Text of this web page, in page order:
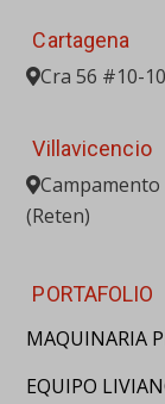
Cartagena
Cra 56 #10-
Villavicencio
Campamento
(Reten)
PORTAFOLIO
MAQUINARIA
EQUIPO